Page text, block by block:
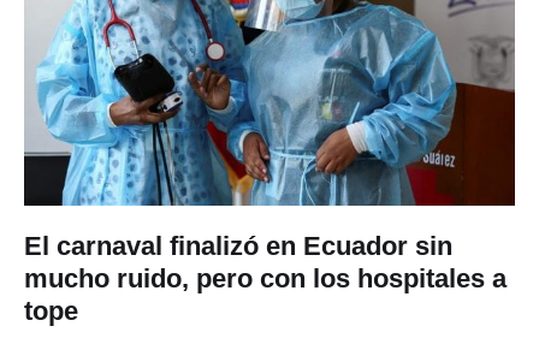
El carnaval finalizó en Ecuador sin
mucho ruido, pero con los hospitales a
tope